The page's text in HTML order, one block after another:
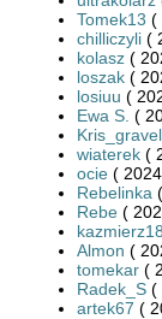
Tomek13 (
chilliczyli (
kolasz (
loszak (
losiuu (
Ewa S. (
Kris_gravel
wiaterek (
ocie (
Rebelinka
Rebe (
Almon (
tomekar (
Radek_S (
artek67 (